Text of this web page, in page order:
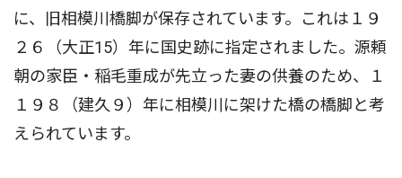
に、旧相模川橋脚が保存されています。これは１９
２６（大正15）年に国史跡に指定されました。源頼
朝の家臣・稲毛重成が先立った妻の供養のため、１
１９８（建久９）年に相模川に架けた橋の橋脚と考
えられています。